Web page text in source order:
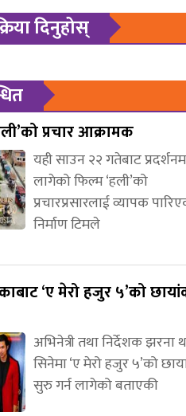
दिनुहोस्
प्रचार आक्रामक
यही साउन २२ गतेबाट
लागेको फिल्म ‘हली’को
प्रचारप्रसारलाई व्यापक
निर्माण टिमले
‘ए मेरो हजुर ५’को
अभिनेत्री तथा निर्देशक झरना
सिनेमा ‘ए मेरो हजुर ५’को
सुरु गर्न लागेको बताएकी